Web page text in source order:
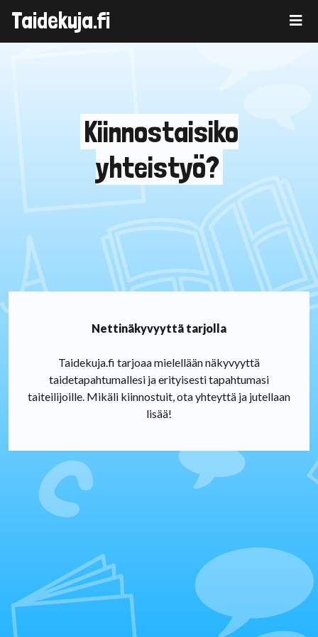
Skip
Taidekuja.fi
Kiinnostaisiko
yhteistyö?
Nettinäkyvyyttä tarjolla
Taidekuja.fi tarjoaa mielellään näkyvyyttä
taidetapahtumallesi ja erityisesti tapahtumasi
taiteilijoille. Mikäli kiinnostuit, ota yhteyttä ja jutellaan
lisää!